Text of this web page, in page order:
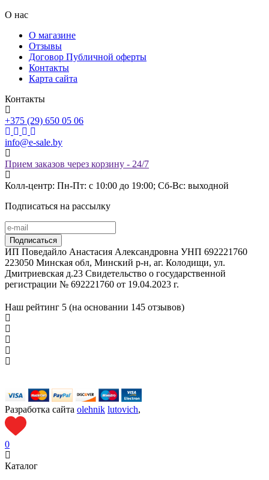
О нас
О магазине
Отзывы
Договор Публичной оферты
Контакты
Карта сайта
Контакты
+375 (29) 650 05 06
info@e-sale.by
Прием заказов через корзину - 24/7
Колл-центр: Пн-Пт: с 10:00 до 19:00; Сб-Вс: выходной
Подписаться на рассылку
ИП Поведайло Анастасия Александровна УНП 692221760
223050 Минская обл, Минский р-н, аг. Колодищи, ул.
Дмитриевская д.23 Свидетельство о государственной
регистрации № 692221760 от 19.04.2023 г.
Наш рейтинг 5 (на основании 145 отзывов)
Разработка сайта olehnik lutovich,
0
Каталог